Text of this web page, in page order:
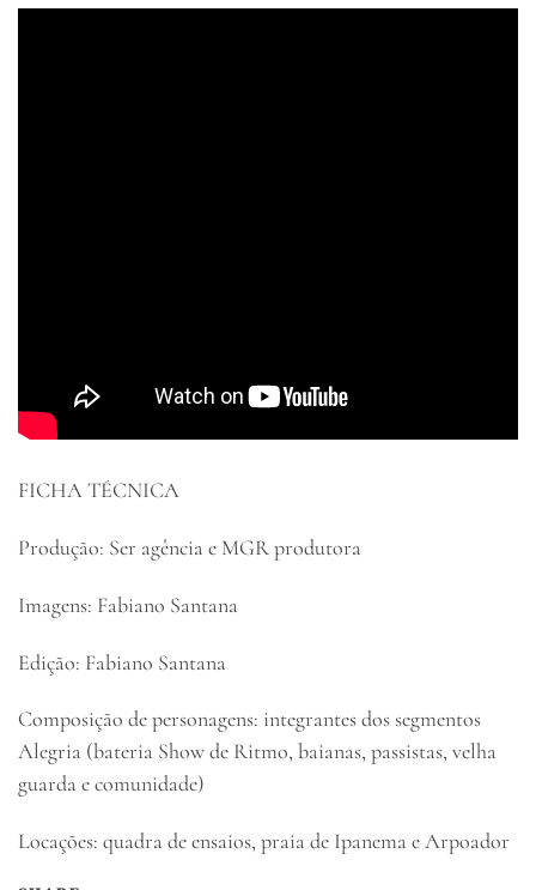
FICHA TÉCNICA
Produção: Ser agência e MGR produtora
Imagens: Fabiano Santana
Edição: Fabiano Santana
Composição de personagens: integrantes dos segmentos
Alegria (bateria Show de Ritmo, baianas, passistas, velha
guarda e comunidade)
Locações: quadra de ensaios, praia de Ipanema e Arpoador